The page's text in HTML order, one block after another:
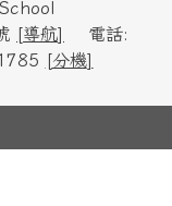
[導航]
電話:
[分機]